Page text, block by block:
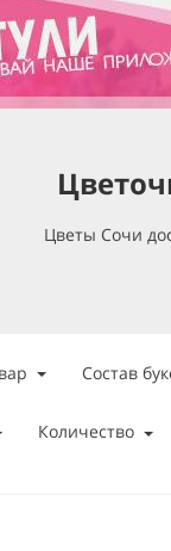
Цветы Сочи
Состав
Количество